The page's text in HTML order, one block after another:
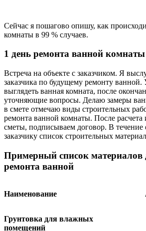
Сейчас я пошагово опишу, как
комнаты в 99 % случаев.
1 день ремонта ванной комнаты
Встреча на объекте с заказчиком. Я
заказчика по будущему ремонту
выглядеть ванная комната, после
уточняющие вопросы. Делаю замеры
в смете отмечаю виды строительных
ремонта ванной комнаты. После расчета
сметы, подписываем договор. В течение
заказчику список строительных
Примерный список материалов
ремонта ванной
Наименование
Грунтовка для влажных
помещений